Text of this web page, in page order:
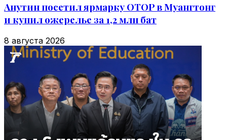
Анутин посетил ярмарку OTOP в Муангтонг
и купил ожерелье за 1,2 млн бат
8 августа 2026